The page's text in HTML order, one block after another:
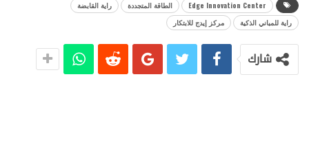
Edge Innovation Center الطاقة المتجددة
راية القابضة
راية للمباني الذكية
مركز إيدج للابتكار
شارك